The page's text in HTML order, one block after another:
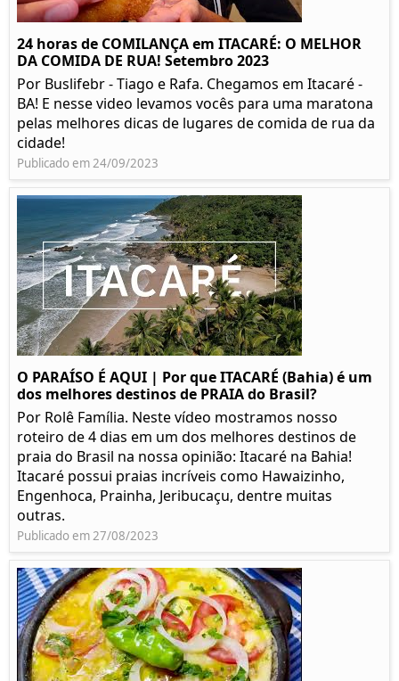
24 horas de COMILANÇA em ITACARÉ: O MELHOR
DA COMIDA DE RUA! Setembro 2023
Por Buslifebr - Tiago e Rafa. Chegamos em Itacaré -
BA! E nesse video levamos vocês para uma maratona
pelas melhores dicas de lugares de comida de rua da
cidade!
Publicado em 24/09/2023
O PARAÍSO É AQUI | Por que ITACARÉ (Bahia) é um
dos melhores destinos de PRAIA do Brasil?
Por Rolê Família. Neste vídeo mostramos nosso
roteiro de 4 dias em um dos melhores destinos de
praia do Brasil na nossa opinião: Itacaré na Bahia!
Itacaré possui praias incríveis como Hawaizinho,
Engenhoca, Prainha, Jeribucaçu, dentre muitas
outras.
Publicado em 27/08/2023